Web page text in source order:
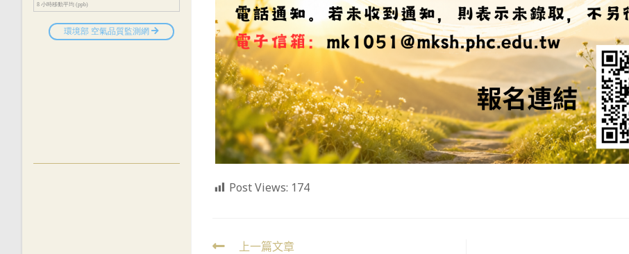
Post Views: 174
Read上一篇文章